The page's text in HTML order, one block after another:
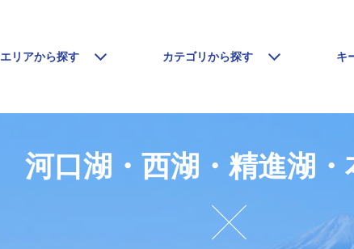
エリアから探す カテゴリから探す キ
河口湖・西湖・精進湖・